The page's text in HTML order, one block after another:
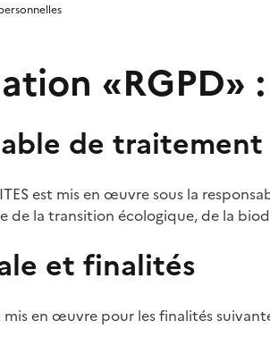
«RGPD»
de traitement
est mis en œuvre sous la
de la transition écologique, de la
et finalités
en œuvre pour les finalités